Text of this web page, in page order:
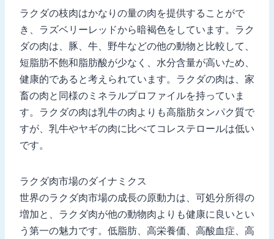
ラクダの枝肉はかなりの量の肉を提供することがで
き、ラズベリーレッドから暗褐色をしています。ラク
ダの肉は、豚、牛、野牛などの他の動物と比較して、
短脂肪不飽和脂肪酸が少なく、水分含量が高いため、
健康的であると考えられています。ラクダの肉は、家
畜の肉と同様のミネラルプロファイルを持っていま
す。ラクダの肉は乳牛の肉よりも高脂肪タンパク質で
すが、乳牛やヤギの肉に比べてコレステロールは低い
です。
ラクダ肉市場のダイナミクス
世界のラクダ肉市場の成長の原動力は、可処分所得の
増加と、ラクダ肉が他の動物肉よりも健康に良いとい
う第一の魅力です。低脂肪、高栄養価、高酸血症、高